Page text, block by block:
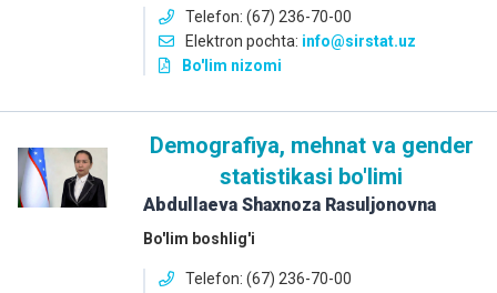
Telefon: (67) 236-70-00
Elektron pochta: info@sirstat.uz
Bo'lim nizomi
Demografiya, mehnat va gender
statistikasi bo'limi
Abdullaeva Shaxnoza Rasuljonovna
Bo'lim boshlig'i
Telefon: (67) 236-70-00